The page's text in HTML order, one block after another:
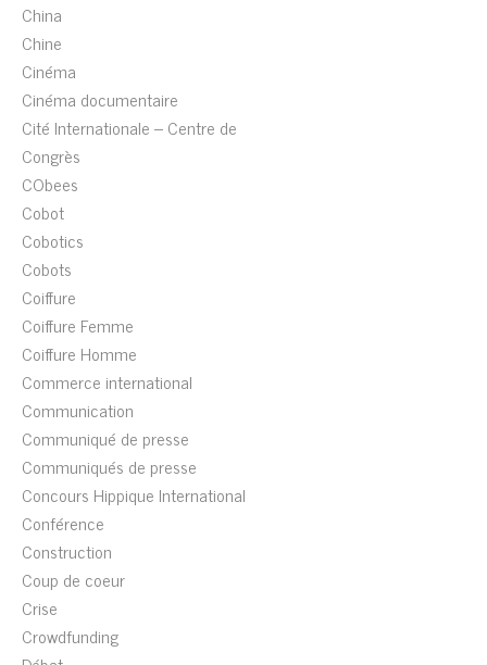
China
Chine
Cinéma
Cinéma documentaire
Cité Internationale – Centre de
Congrès
CObees
Cobot
Cobotics
Cobots
Coiffure
Coiffure Femme
Coiffure Homme
Commerce international
Communication
Communiqué de presse
Communiqués de presse
Concours Hippique International
Conférence
Construction
Coup de coeur
Crise
Crowdfunding